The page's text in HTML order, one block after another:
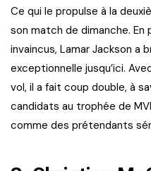
Ce qui le propulse à la
son match de dimanche.
invaincus, Lamar Jackson a
exceptionnelle jusqu’ici.
vol, il a fait coup double, à
candidats au trophée de
comme des prétendants